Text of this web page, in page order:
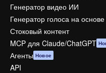
Генератор видео ИИ
Генератор голоса на
Стоковый контент
MCP для Claude/ChatGPT
Агенты Новое
API